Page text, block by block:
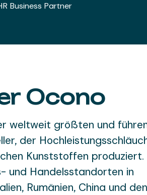
Business Partner
Ocono
weltweit größten und
der
Kunststoffen produziert.
und Handelsstandorten in
Rumänien, China und